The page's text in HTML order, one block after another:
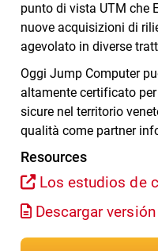
punto di vista UTM che
nuove acquisizioni di
agevolato in diverse
Oggi Jump Computer
altamente certificato
sicure nel territorio
qualità come partner
Resources
Los estudios de
Descargar